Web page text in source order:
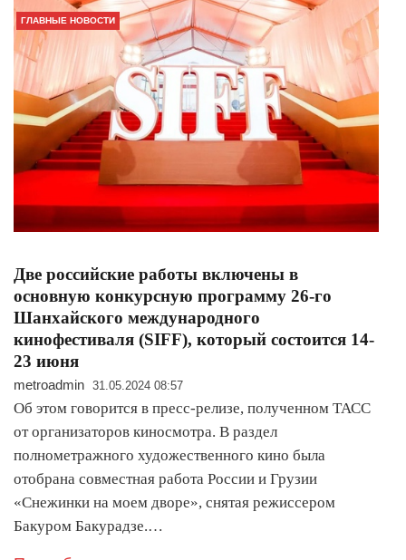
ГЛАВНЫЕ НОВОСТИ
Две российские работы включены в
основную конкурсную программу 26-го
Шанхайского международного
кинофестиваля (SIFF), который состоится 14-
23 июня
metroadmin 31.05.2024 08:57
Об этом говорится в пресс-релизе, полученном ТАСС
от организаторов киносмотра. В раздел
полнометражного художественного кино была
отобрана совместная работа России и Грузии
«Снежинки на моем дворе», снятая режиссером
Бакуром Бакурадзе.…